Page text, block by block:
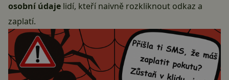
osobní údaje lidí, kteří naivně rozkliknout odkaz a
zaplatí.